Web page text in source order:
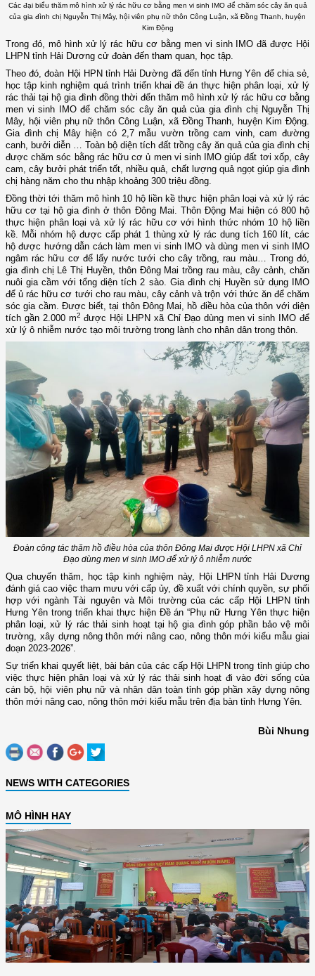
Các đại biểu thăm mô hình xử lý rác hữu cơ bằng men vi sinh IMO để chăm sóc cây ăn quả
của gia đình chị Nguyễn Thị Mây, hội viên phụ nữ thôn Công Luận, xã Đồng Thanh, huyện
Kim Động
Trong đó, mô hình xử lý rác hữu cơ bằng men vi sinh IMO đã được Hội
LHPN tỉnh Hải Dương cử đoàn đến tham quan, học tập.
Theo đó, đoàn Hội HPN tỉnh Hải Dường đã đến tỉnh Hưng Yên để chia sẻ,
học tập kinh nghiệm quá trình triển khai đề án thực hiện phân loại, xử lý
rác thải tại hộ gia đình đồng thời đến thăm mô hình xử lý rác hữu cơ bằng
men vi sinh IMO để chăm sóc cây ăn quả của gia đình chị Nguyễn Thị
Mây, hội viên phụ nữ thôn Công Luận, xã Đồng Thanh, huyện Kim Động.
Gia đình chị Mây hiện có 2,7 mẫu vườn trồng cam vinh, cam đường
canh, bưởi diễn … Toàn bộ diện tích đất trồng cây ăn quả của gia đình chị
được chăm sóc bằng rác hữu cơ ủ men vi sinh IMO giúp đất tơi xốp, cây
cam, cây bưởi phát triển tốt, nhiều quả, chất lượng quả ngọt giúp gia đình
chị hàng năm cho thu nhập khoảng 300 triệu đồng.
Đồng thời tới thăm mô hình 10 hộ liền kề thực hiện phân loại và xử lý rác
hữu cơ tại hộ gia đình ở thôn Đông Mai. Thôn Động Mai hiện có 800 hộ
thực hiện phân loại và xử lý rác hữu cơ với hình thức nhóm 10 hộ liền
kề. Mỗi nhóm hộ được cấp phát 1 thùng xử lý rác dung tích 160 lít, các
hộ được hướng dẫn cách làm men vi sinh IMO và dùng men vi sinh IMO
ngâm rác hữu cơ để lấy nước tưới cho cây trồng, rau màu… Trong đó,
gia đình chị Lê Thị Huyền, thôn Đông Mai trồng rau màu, cây cảnh, chăn
nuôi gia cầm với tổng diện tích 2 sào. Gia đình chị Huyền sử dụng IMO
để ủ rác hữu cơ tưới cho rau màu, cây cảnh và trộn với thức ăn để chăm
sóc gia cầm. Được biết, tại thôn Đông Mai, hồ điều hòa của thôn với diện
tích gần 2.000 m2 được Hội LHPN xã Chỉ Đạo dùng men vi sinh IMO để
xử lý ô nhiễm nước tạo môi trường trong lành cho nhân dân trong thôn.
Đoàn công tác thăm hồ điều hòa của thôn Đông Mai được Hội LHPN xã Chỉ
Đạo dùng men vi sinh IMO để xử lý ô nhiễm nước
Qua chuyến thăm, học tập kinh nghiệm này, Hội LHPN tỉnh Hải Dương
đánh giá cao việc tham mưu với cấp ủy, đề xuất với chính quyền, sự phối
hợp với ngành Tài nguyên và Môi trường của các cấp Hội LHPN tỉnh
Hưng Yên trong triển khai thực hiện Đề án“Phụ nữ Hưng Yên thực hiện
phân loại, xử lý rác thải sinh hoạt tại hộ gia đình góp phần bảo vệ môi
trường, xây dựng nông thôn mới nâng cao, nông thôn mới kiểu mẫu giai
đoạn 2023-2026”.
Sự triển khai quyết liệt, bài bản của các cấp Hội LHPN trong tỉnh giúp cho
việc thực hiện phân loại và xử lý rác thải sinh hoạt đi vào đời sống của
cán bộ, hội viên phụ nữ và nhân dân toàn tỉnh góp phần xây dựng nông
thôn mới nâng cao, nông thôn mới kiểu mẫu trên địa bàn tỉnh Hưng Yên.
Bùi Nhung
NEWS WITH CATEGORIES
MÔ HÌNH HAY